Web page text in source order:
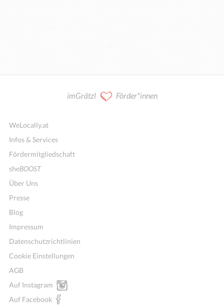
imGrätzl Förder*innen
WeLocally.at
Infos & Services
Fördermitgliedschaft
sheBOOST
Über Uns
Presse
Blog
Impressum
Datenschutzrichtlinien
Cookie Einstellungen
AGB
Auf Instagram
Auf Facebook